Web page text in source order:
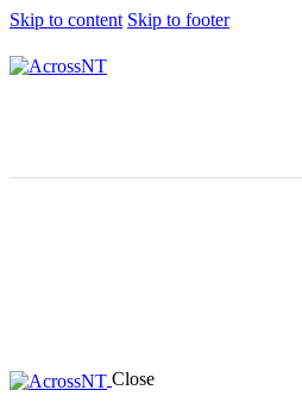
Skip to content Skip to footer
Close